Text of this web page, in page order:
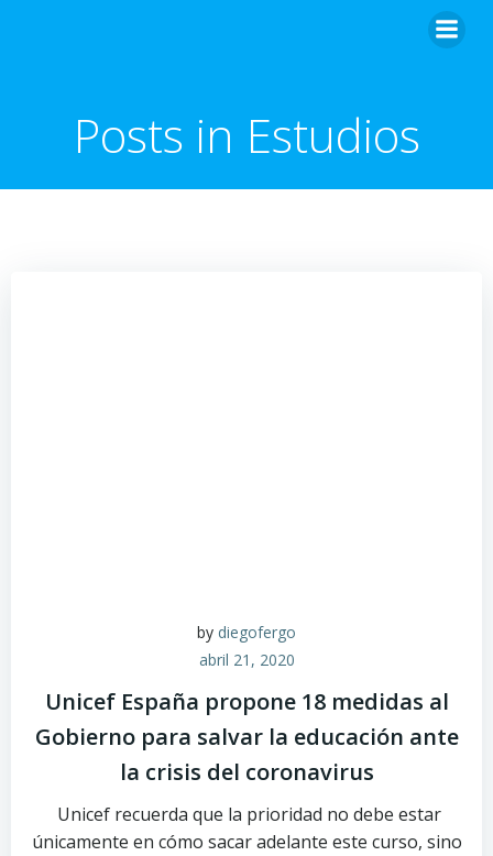
Posts in Estudios
by diegofergo
abril 21, 2020
Unicef España propone 18 medidas al
Gobierno para salvar la educación ante
la crisis del coronavirus
Unicef recuerda que la prioridad no debe estar
únicamente en cómo sacar adelante este curso, sino